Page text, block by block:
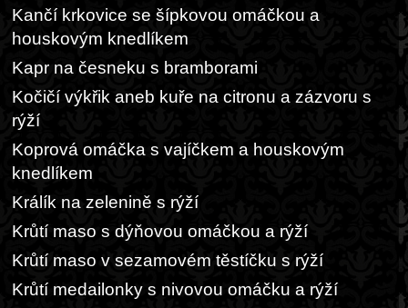
Kančí krkovice se šípkovou omáčkou a
houskovým knedlíkem
Kapr na česneku s bramborami
Kočičí výkřik aneb kuře na citronu a zázvoru s
rýží
Koprová omáčka s vajíčkem a houskovým
knedlíkem
Králík na zelenině s rýží
Krůtí maso s dýňovou omáčkou a rýží
Krůtí maso v sezamovém těstíčku s rýží
Krůtí medailonky s nivovou omáčku a rýží